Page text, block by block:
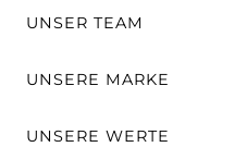
UNSER TEAM
UNSERE MARKE
UNSERE WERTE